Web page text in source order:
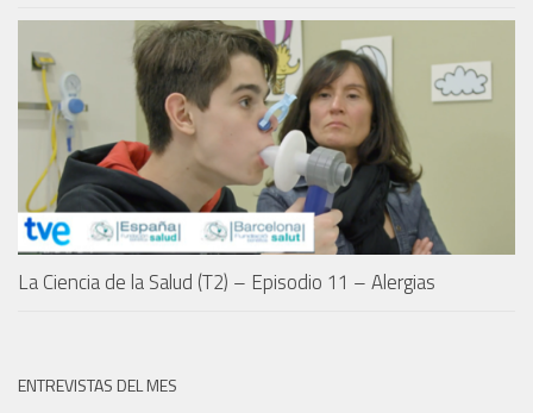
La Ciencia de la Salud (T2) – Episodio 11 – Alergias
ENTREVISTAS DEL MES